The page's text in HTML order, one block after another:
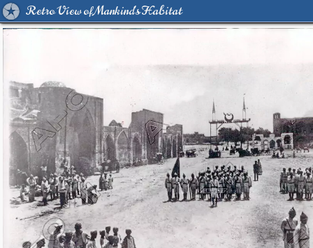
Retro View of Mankind's Habitat